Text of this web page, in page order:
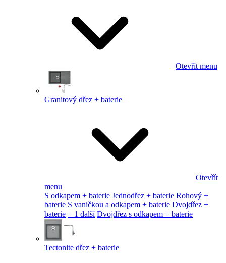
Otevřít menu
Granitový dřez + baterie
Otevřít
menu
S odkapem + baterie Jednodřez + baterie Rohový +
baterie S vaničkou a odkapem + baterie Dvojdřez +
baterie + 1 další Dvojdřez s odkapem + baterie
Tectonite dřez + baterie